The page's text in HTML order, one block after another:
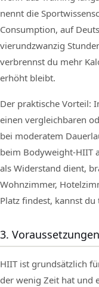
nennt die
Consumption, auf
vierundzwanzig
verbrennst du mehr
erhöht bleibt.
Der praktische Vorteil:
einen vergleichbaren
bei moderatem
beim Bodyweight-HIIT
als Widerstand dient,
Wohnzimmer,
Platz findest, kannst du
3.
HIIT ist grundsätzlich
der wenig Zeit hat und